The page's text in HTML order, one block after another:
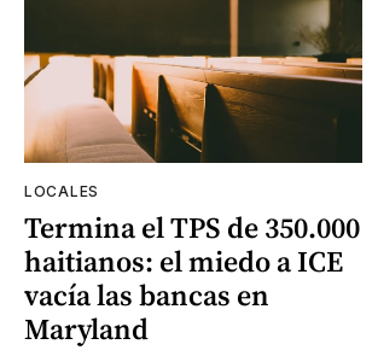
LOCALES
Termina el TPS de 350.000
haitianos: el miedo a ICE
vacía las bancas en
Maryland